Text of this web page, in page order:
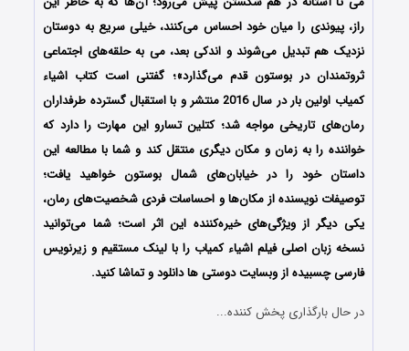
راز، پیوندی را میان خود احساس می‌کنند، خیلی سریع به دوستان
نزدیک هم تبدیل می‌شوند و اندکی بعد، می به حلقه‌های اجتماعی
ثروتمندان در بوستون قدم می‌گذارد»؛ گفتنی‌ است کتاب اشیاء
کمیاب اولین بار در سال 2016 منتشر و با استقبال گسترده‌ طرفداران
رمان‌های تاریخی مواجه شد؛ کتلین تسارو این مهارت را دارد که
خواننده را به زمان و مکان دیگری منتقل کند و شما با مطالعه‌ این
داستان خود را در خیابان‌های شمال بوستون خواهید یافت؛
توصیفات نویسنده از مکان‌ها و احساسات فردی شخصیت‌های رمان،
یکی دیگر از ویژگی‌های خیره‌کننده‌ این اثر است؛ شما می‌توانید
نسخه زبان اصلی فیلم اشیاء کمیاب را با ‌لینک مستقیم و زیرنویس
فارسی چسبیده از وبسایت دوستی ها دانلود و تماشا کنید.
در حال بارگذاری پخش کننده...